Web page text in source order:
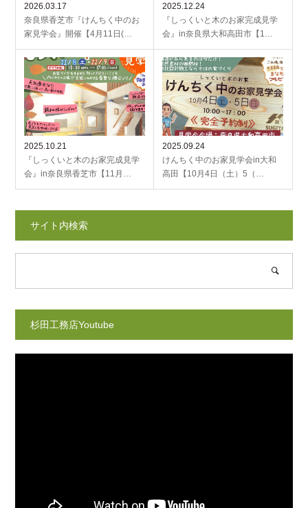
2026.03.17
奈良県香芝市『けんちく中のお
家見学会』開催【4月11日(…
2025.12.24
『しっくいと木のお家完成見学
会』in奈良県大和高田市【1…
2025.10.21
『しっくいと木のお家完成見学
会』in奈良県香芝市【11月…
2025.09.24
けんちく中のお家見学会in大和
高田【10月4日（土）5（…
サイト内検索
杉田工務店Youtube